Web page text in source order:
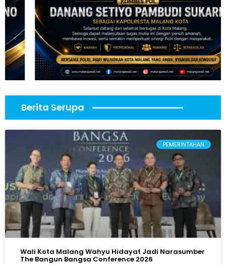
Berita Serupa
PEMERINTAHAN
Wali Kota Malang Wahyu Hidayat Jadi Narasumber
The Bangun Bangsa Conference 2026